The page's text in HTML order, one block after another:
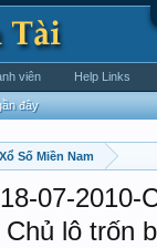
Số Miền Nam
18-07-2010-
lô trốn
đây
viên Help Links